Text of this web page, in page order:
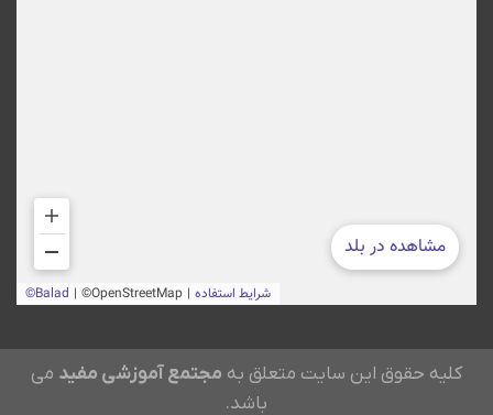
کلیه حقوق این سایت متعلق به مجتمع آموزشی مفید می
باشد.